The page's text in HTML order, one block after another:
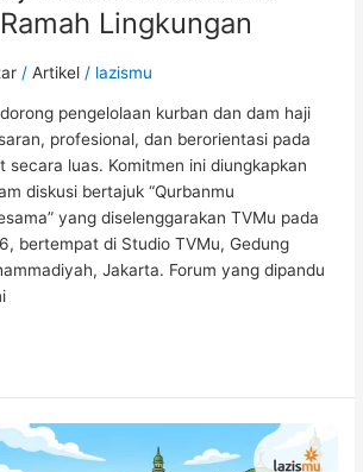
Lingkungan
/Artikel / lazismu
pengelolaan kurban dan dam haji
profesional, dan berorientasi pada
secara luas. Komitmen ini diungkapkan
diskusi bertajuk “Qurbanmu
yang diselenggarakan TVMu pada
bertempat di Studio TVMu, Gedung
Jakarta. Forum yang dipandu